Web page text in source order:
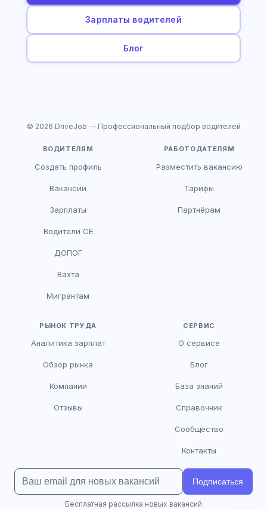
Зарплаты водителей
Блог
© 2026 DriveJob — Профессиональный подбор водителей
ВОДИТЕЛЯМ
Создать профиль
Вакансии
Зарплаты
Водители CE
ДОПОГ
Вахта
Мигрантам
РАБОТОДАТЕЛЯМ
Разместить вакансию
Тарифы
Партнёрам
РЫНОК ТРУДА
Аналитика зарплат
Обзор рынка
Компании
Отзывы
СЕРВИС
О сервисе
Блог
База знаний
Справочник
Сообщество
Контакты
Подписаться
Бесплатная рассылка новых вакансий
HR-консультант
Здравствуйте! Я AI-консультант DriveJob.
помочь?